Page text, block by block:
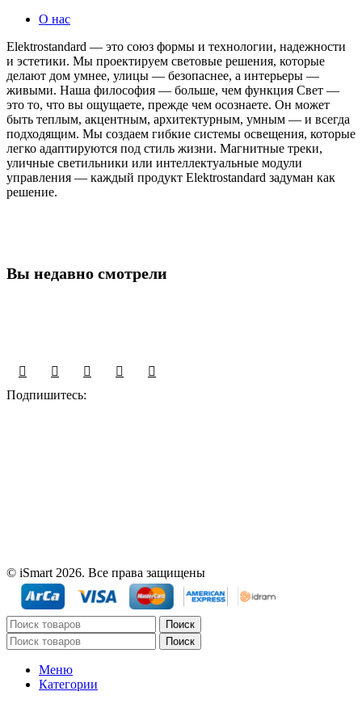
О нас
Elektrostandard — это союз формы и технологии, надежности
и эстетики. Мы проектируем световые решения, которые
делают дом умнее, улицы — безопаснее, а интерьеры —
живыми. Наша философия — больше, чем функция Свет —
это то, что вы ощущаете, прежде чем осознаете. Он может
быть теплым, акцентным, архитектурным, умным — и всегда
подходящим. Мы создаем гибкие системы освещения, которые
легко адаптируются под стиль жизни. Магнитные треки,
уличные светильники или интеллектуальные модули
управления — каждый продукт Elektrostandard задуман как
решение.
Вы недавно смотрели
Подпишитесь:
© iSmart 2026. Все права защищены
Поиск
Поиск
Меню
Категории